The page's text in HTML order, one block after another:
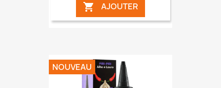
 AJOUTER
NOUVEAU